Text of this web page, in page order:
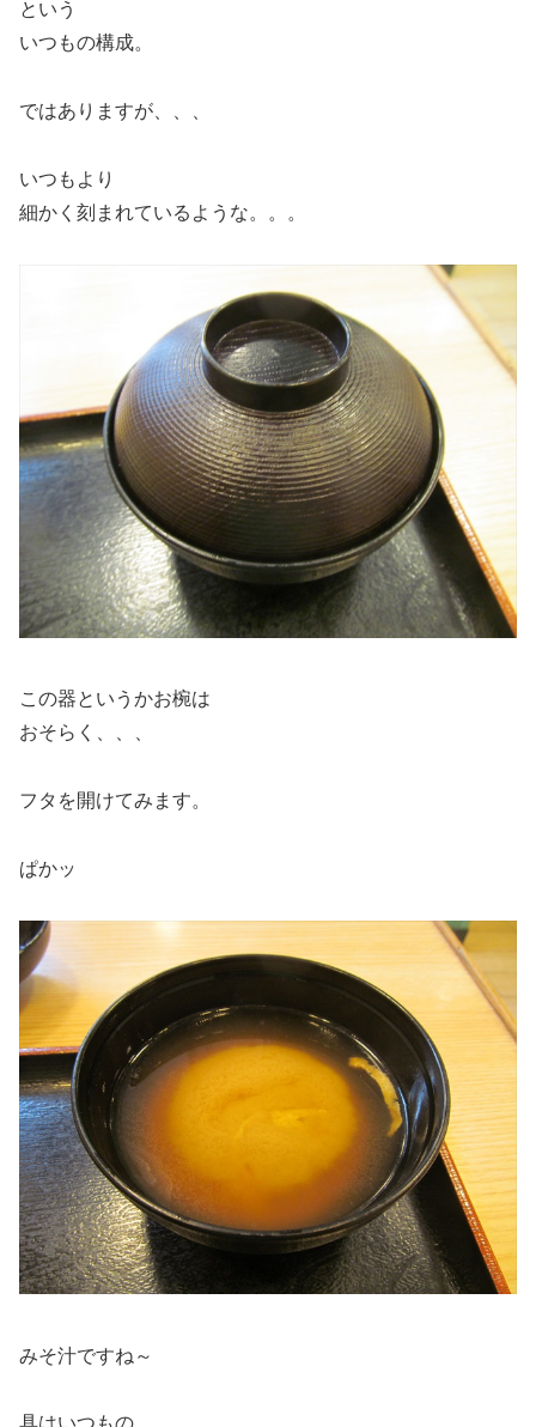
という
いつもの構成。
ではありますが、、、
いつもより
細かく刻まれているような。。。
この器というかお椀は
おそらく、、、
フタを開けてみます。
ぱかッ
みそ汁ですね～